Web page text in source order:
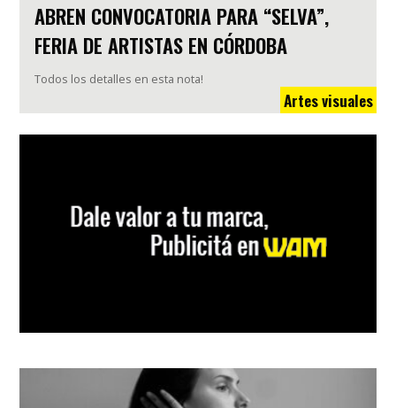
ABREN CONVOCATORIA PARA “SELVA”,
FERIA DE ARTISTAS EN CÓRDOBA
Todos los detalles en esta nota!
Artes visuales